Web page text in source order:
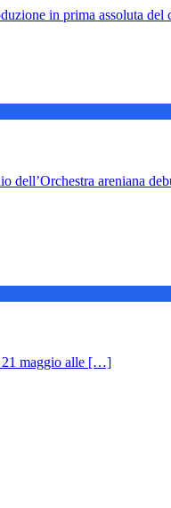
in prima assoluta del
maggio alle […]